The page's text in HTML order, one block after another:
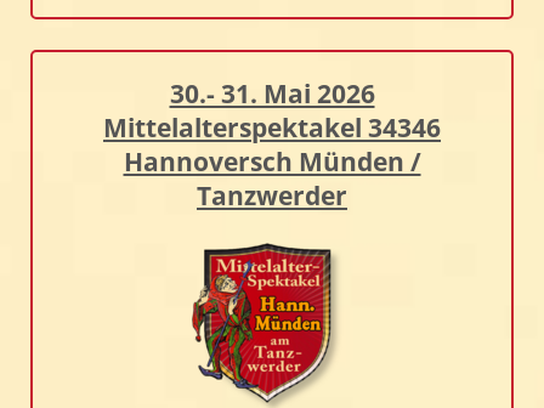
30.- 31. Mai 2026
Mittelalterspektakel 34346
Hannoversch Münden /
Tanzwerder